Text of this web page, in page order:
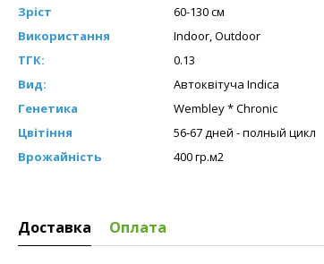
Зріст
60-130 см
Використання
Indoor, Outdoor
ТГК:
0.13
Вид:
Автоквітуча Indica
Генетика
Wembley * Chronic
Цвітіння
56-67 дней - полный цикл
Врожайність
400 гр.м2
Доставка Оплата